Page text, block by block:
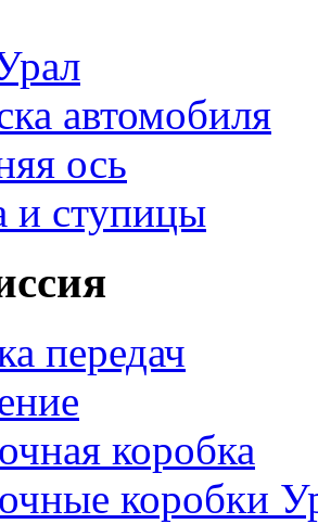
автомобиля
ось
и ступицы
передач
коробка
коробки